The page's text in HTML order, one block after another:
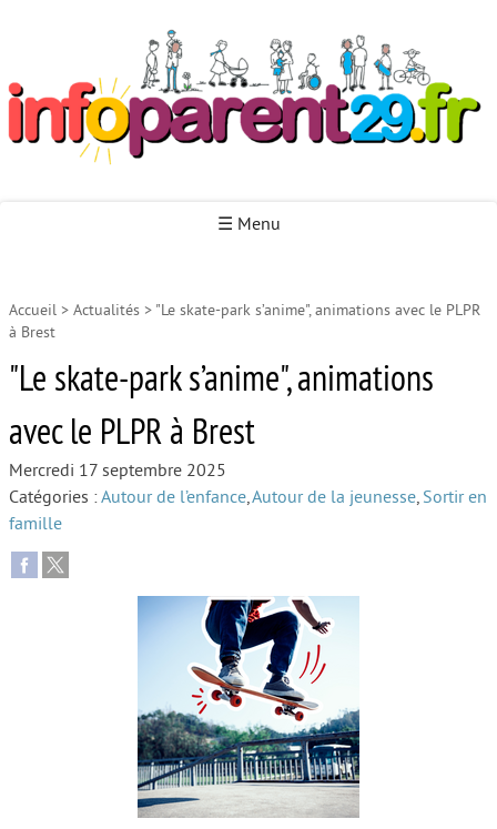
☰ Menu
Accueil
Autour de la petite enfance
Autour de l’enfance
Autour de la jeunesse
Face au handicap
Face au deuil
Sortir en famille
Vie de couple
Aide aux parents
Accueil > Actualités > "Le skate-park s’anime", animations avec le PLPR
à Brest
"Le skate-park s’anime", animations
avec le PLPR à Brest
Mercredi 17 septembre 2025
Catégories :Autour de l’enfance,Autour de la jeunesse, Sortir en
famille